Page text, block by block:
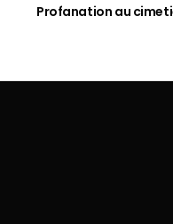
Profanation au